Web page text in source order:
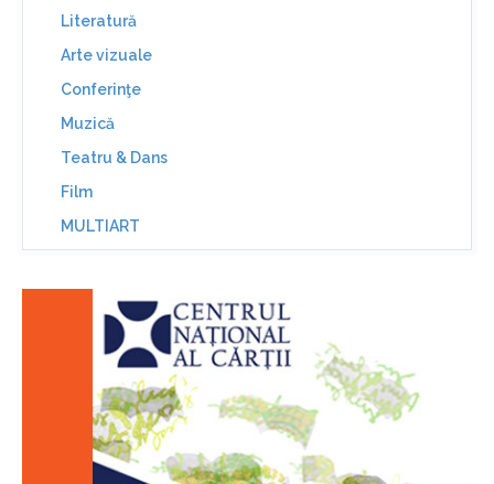
Literatură
Arte vizuale
Conferinţe
Muzică
Teatru & Dans
Film
MULTIART